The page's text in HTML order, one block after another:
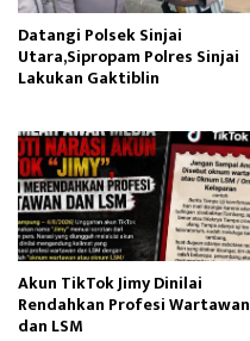
Datangi Polsek Sinjai
Utara,Sipropam Polres Sinjai
Lakukan Gaktiblin
Akun TikTok Jimy Dinilai
Rendahkan Profesi Wartawan
dan LSM